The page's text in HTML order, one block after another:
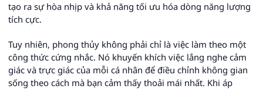
tạo ra sự hòa nhịp và khả năng tối ưu hóa dòng năng lượng
tích cực.
Tuy nhiên, phong thủy không phải chỉ là việc làm theo một
công thức cứng nhắc. Nó khuyến khích việc lắng nghe cảm
giác và trực giác của mỗi cá nhân để điều chỉnh không gian
sống theo cách mà bạn cảm thấy thoải mái nhất. Khi áp